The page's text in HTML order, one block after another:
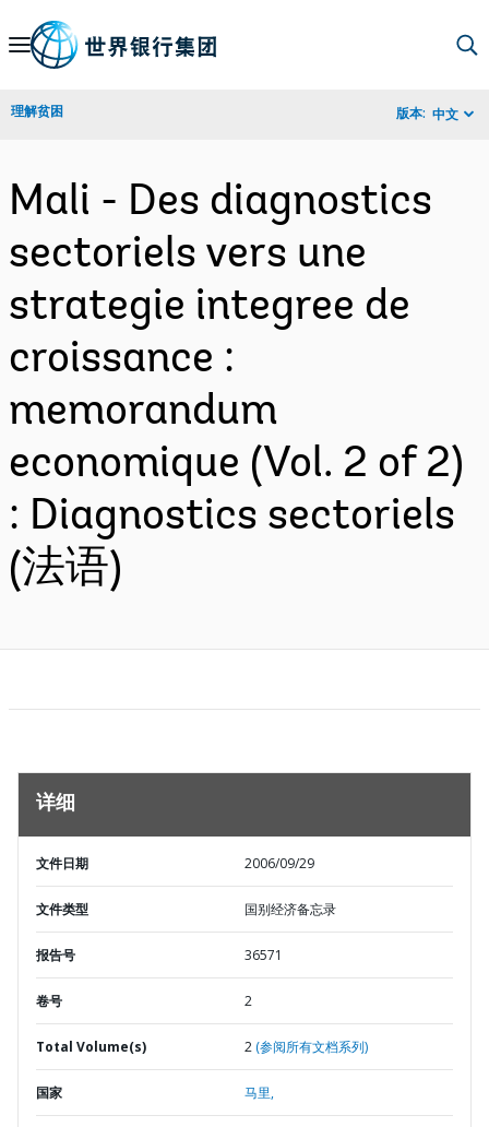
Skip
Navigation
理解贫困 版本: 中文
Mali - Des diagnostics
sectoriels vers une
strategie integree de
croissance :
memorandum
economique (Vol. 2 of 2)
: Diagnostics sectoriels
(法语)
详细
文件日期 2006/09/29
文件类型 国别经济备忘录
报告号 36571
卷号 2
Total Volume(s) 2 (参阅所有文档系列)
国家 马里,